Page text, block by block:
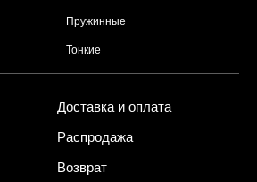
Пружинные
Тонкие
Доставка и оплата
Распродажа
Возврат